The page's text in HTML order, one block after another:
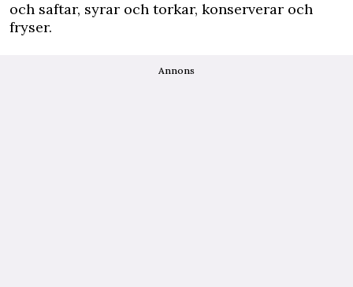
och saftar, syrar och torkar, konserverar och
fryser.
Annons